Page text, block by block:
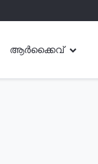
ആർക്കൈവ്